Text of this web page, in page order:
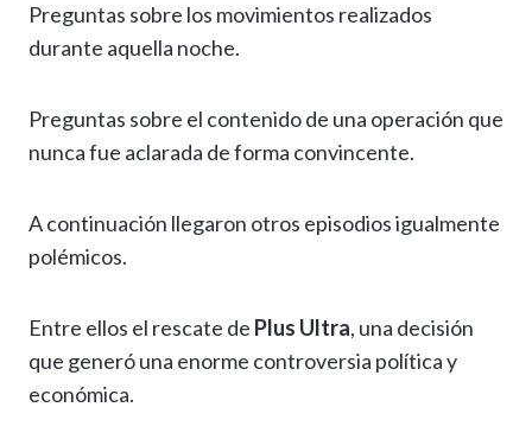
Preguntas sobre los movimientos realizados
durante aquella noche.
Preguntas sobre el contenido de una operación que
nunca fue aclarada de forma convincente.
A continuación llegaron otros episodios igualmente
polémicos.
Entre ellos el rescate de Plus Ultra, una decisión
que generó una enorme controversia política y
económica.